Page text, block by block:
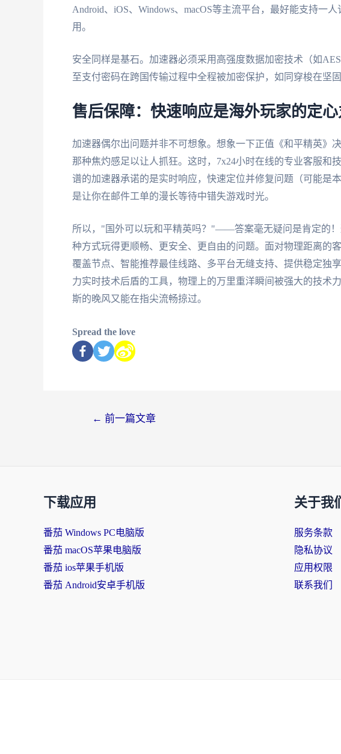
Android、iOS、Windows、macOS等主流平台，最好能支持一
用。
安全同样是基石。加速器必须采用高强度数据加密技术（如
至支付密码在跨国传输过程中全程被加密保护，如同穿梭在坚
售后保障：快速响应是海外玩家的定心
加速器偶尔出问题并非不可想象。想象一下正值《和平精英》
那种焦灼感足以让人抓狂。这时，7x24小时在线的专业客服和
谱的加速器承诺的是实时响应，快速定位并修复问题（可能是
是让你在邮件工单的漫长等待中错失游戏时光。
所以，"国外可以玩和平精英吗？"——答案毫无疑问是肯定的
种方式玩得更顺畅、更安全、更自由的问题。面对物理距离的
覆盖节点、智能推荐最佳线路、多平台无缝支持、提供稳定独
力实时技术后盾的工具，物理上的万里重洋瞬间被强大的技术
斯的晚风又能在指尖流畅掠过。
Spread the love
← 前一篇文章
下载应用
番茄 Windows PC电脑版
番茄 macOS苹果电脑版
番茄 ios苹果手机版
番茄 Android安卓手机版
关于我
服务条款
隐私协议
应用权限
联系我们